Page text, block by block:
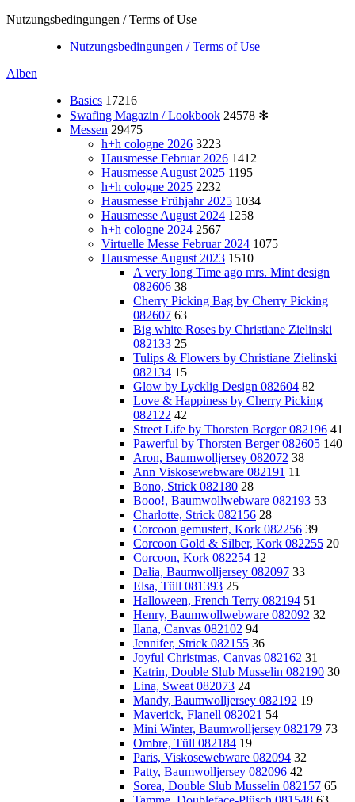
Nutzungsbedingungen / Terms of Use
Nutzungsbedingungen / Terms of Use
Alben
Basics 17216
Swafing Magazin / Lookbook 24578 ✻
Messen 29475
h+h cologne 2026 3223
Hausmesse Februar 2026 1412
Hausmesse August 2025 1195
h+h cologne 2025 2232
Hausmesse Frühjahr 2025 1034
Hausmesse August 2024 1258
h+h cologne 2024 2567
Virtuelle Messe Februar 2024 1075
Hausmesse August 2023 1510
A very long Time ago mrs. Mint design
082606 38
Cherry Picking Bag by Cherry Picking
082607 63
Big white Roses by Christiane Zielinski
082133 25
Tulips & Flowers by Christiane Zielinski
082134 15
Glow by Lycklig Design 082604 82
Love & Happiness by Cherry Picking
082122 42
Street Life by Thorsten Berger 082196 41
Pawerful by Thorsten Berger 082605 140
Aron, Baumwolljersey 082072 38
Ann Viskosewebware 082191 11
Bono, Strick 082180 28
Booo!, Baumwollwebware 082193 53
Charlotte, Strick 082156 28
Corcoon gemustert, Kork 082256 39
Corcoon Gold & Silber, Kork 082255 20
Corcoon, Kork 082254 12
Dalia, Baumwolljersey 082097 33
Elsa, Tüll 081393 25
Halloween, French Terry 082194 51
Henry, Baumwollwebware 082092 32
Ilana, Canvas 082102 94
Jennifer, Strick 082155 36
Joyful Christmas, Canvas 082162 31
Katrin, Double Slub Musselin 082190 30
Lina, Sweat 082073 24
Mandy, Baumwolljersey 082192 19
Maverick, Flanell 082021 54
Mini Winter, Baumwolljersey 082179 73
Ombre, Tüll 082184 19
Paris, Viskosewebware 082094 32
Patty, Baumwolljersey 082096 42
Sorea, Double Slub Musselin 082157 65